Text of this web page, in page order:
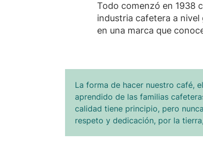
Todo comenzó en 1938
industria cafetera a
en una marca que
La forma de hacer nuestro café,
aprendido de las familias
calidad tiene principio, pero
respeto y dedicación, por la